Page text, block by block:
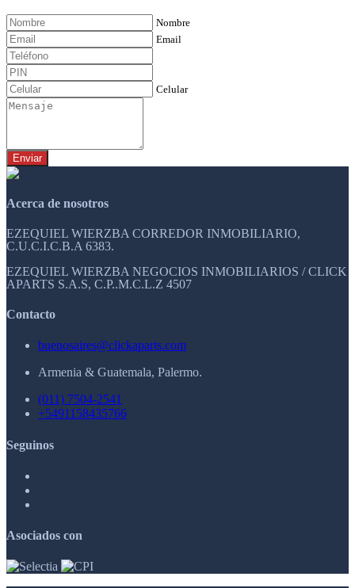
Nombre
Email
Celular
Enviar
Acerca de nosotros
EZEQUIEL WIERZBA CORREDOR INMOBILIARIO,
C.U.C.I.C.B.A 6383.
EZEQUIEL WIERZBA NEGOCIOS INMOBILIARIOS / CLICK
APARTS S.A.S, C.P..M.C.L.Z 4507
Contacto
buenosaires@clickaparts.com
Armenia & Guatemala, Palermo.
(011) 7504-2541
+5491158435766
Seguinos
Asociados con